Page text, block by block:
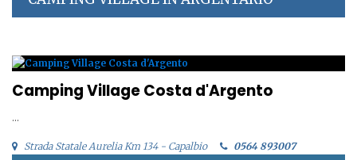
Camping Village Costa d'Argento
...
Strada Statale Aurelia Km 134 - Capalbio 0564 893007